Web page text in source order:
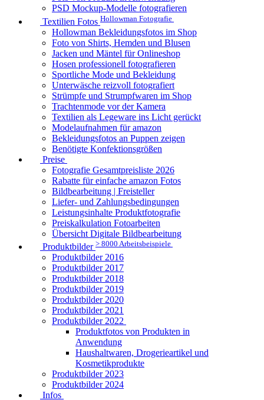
PSD Mockup-Modelle fotografieren
Textilien Fotos Hollowman Fotografie
Hollowman Bekleidungsfotos im Shop
Foto von Shirts, Hemden und Blusen
Jacken und Mäntel für Onlineshop
Hosen professionell fotografieren
Sportliche Mode und Bekleidung
Unterwäsche reizvoll fotografiert
Strümpfe und Strumpfwaren im Shop
Trachtenmode vor der Kamera
Textilien als Legeware ins Licht gerückt
Modelaufnahmen für amazon
Bekleidungsfotos an Puppen zeigen
Benötigte Konfektionsgrößen
Preise
Fotografie Gesamtpreisliste 2026
Rabatte für einfache amazon Fotos
Bildbearbeitung | Freisteller
Liefer- und Zahlungsbedingungen
Leistungsinhalte Produktfotografie
Preiskalkulation Fotoarbeiten
Übersicht Digitale Bildbearbeitung
Produktbilder > 8000 Arbeitsbeispiele
Produktbilder 2016
Produktbilder 2017
Produktbilder 2018
Produktbilder 2019
Produktbilder 2020
Produktbilder 2021
Produktbilder 2022
Produktfotos von Produkten in
Anwendung
Haushaltwaren, Drogerieartikel und
Kosmetikprodukte
Produktbilder 2023
Produktbilder 2024
Infos